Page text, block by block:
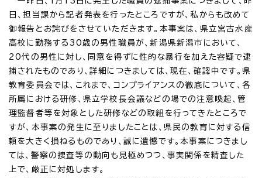
日、担当課から記者発表を行ったところですが、私からも改めて
御報告とお詫びをさせていただきます。本事案は、県立宮古水産
高校に勤務する30歳の男性職員が、新潟県新潟市において、
20代の男性に対し、同意を得ずに性的な暴行を加えた容疑で逮
捕されたものであり、詳細につきましては、現在、確認中です。県
教育委員会では、これまで、コンプライアンスの徹底について、各
所属における研修、県立学校長会議などの場での注意喚起、管
理監督者等を対象とした研修などの取組を行ってきたところで
すが、本事案の発生に至りましたことは、県民の教育に対する信
頼を大きく損ねるものであり、誠に遺憾です。本事案につきまし
ては、警察の捜査等の動向も見極めつつ、事実関係を精査した
上で、厳正に対処します。